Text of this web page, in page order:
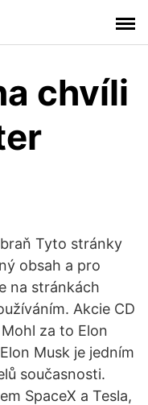
chvíli
Tyto stránky
obsah a pro
na stránkách
Akcie CD
za to Elon
Musk je jedním
současnosti.
SpaceX a Tesla,